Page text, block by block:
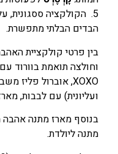
5. הקולקציה ססגונית,
הבדים הבלתי מתפשרת.
וחולצה תואמת בוורוד
ועליונית) עם לבבות,
בנוסף מארז מתנה אהבה
מתנה ליולדת.